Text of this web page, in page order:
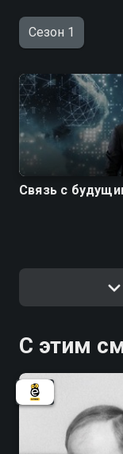
Сезон 1
Связь с
С этим